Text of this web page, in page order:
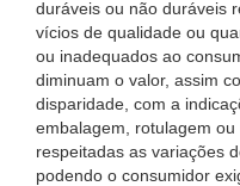
duráveis ou não duráveis
vícios de qualidade ou
ou inadequados ao
diminuam o valor, assim
disparidade, com a
embalagem, rotulagem ou
respeitadas as variações
podendo o consumidor